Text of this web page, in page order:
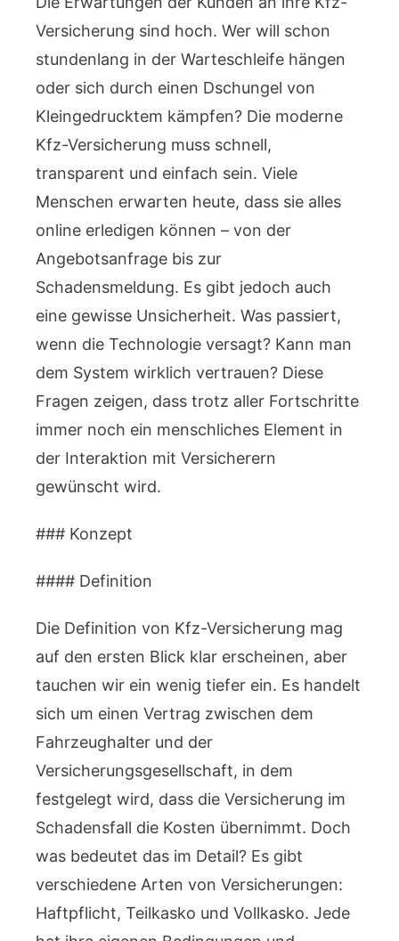
Versicherung sind hoch. Wer will schon
stundenlang in der Warteschleife hängen
oder sich durch einen Dschungel von
Kleingedrucktem kämpfen? Die moderne
Kfz-Versicherung muss schnell,
transparent und einfach sein. Viele
Menschen erwarten heute, dass sie alles
online erledigen können – von der
Angebotsanfrage bis zur
Schadensmeldung. Es gibt jedoch auch
eine gewisse Unsicherheit. Was passiert,
wenn die Technologie versagt? Kann man
dem System wirklich vertrauen? Diese
Fragen zeigen, dass trotz aller Fortschritte
immer noch ein menschliches Element in
der Interaktion mit Versicherern
gewünscht wird.
### Konzept
#### Definition
Die Definition von Kfz-Versicherung mag
auf den ersten Blick klar erscheinen, aber
tauchen wir ein wenig tiefer ein. Es handelt
sich um einen Vertrag zwischen dem
Fahrzeughalter und der
Versicherungsgesellschaft, in dem
festgelegt wird, dass die Versicherung im
Schadensfall die Kosten übernimmt. Doch
was bedeutet das im Detail? Es gibt
verschiedene Arten von Versicherungen:
Haftpflicht, Teilkasko und Vollkasko. Jede